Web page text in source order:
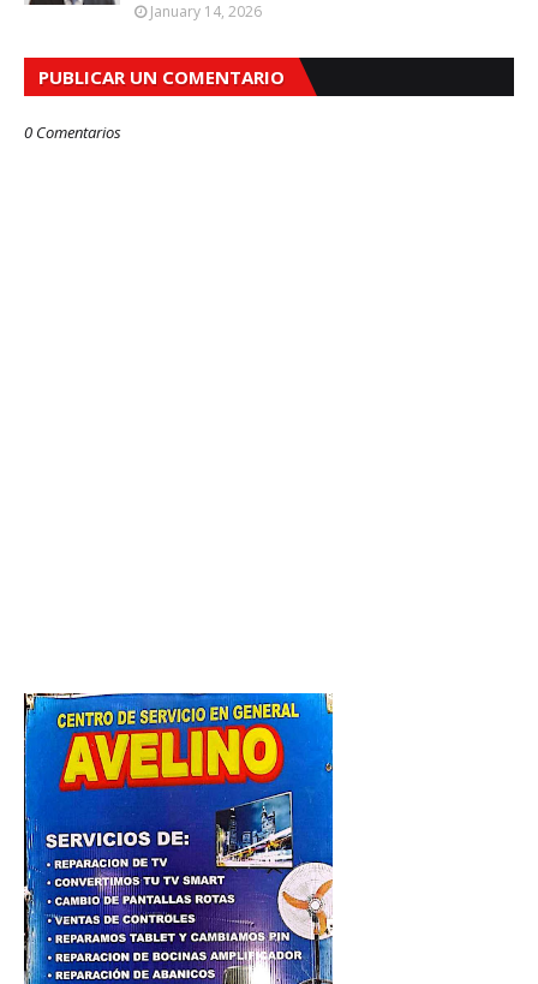
January 14, 2026
PUBLICAR UN COMENTARIO
0 Comentarios